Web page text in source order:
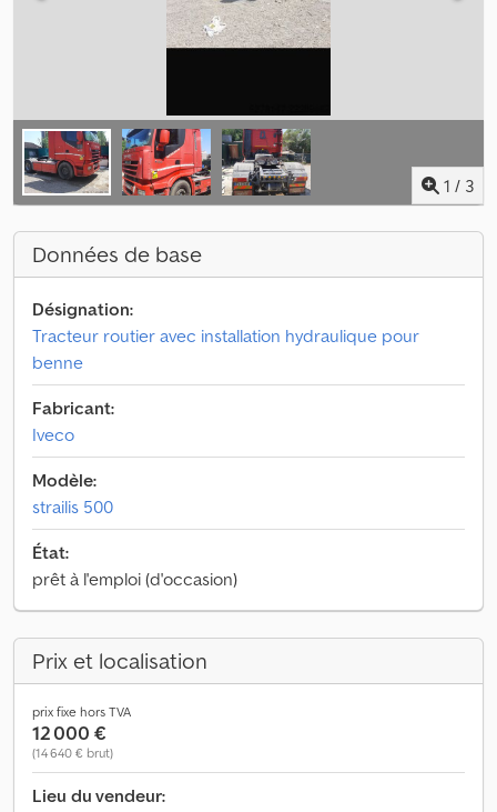
1 / 3
Données de base
Désignation:
Tracteur routier avec installation hydraulique pour
benne
Fabricant:
Iveco
Modèle:
strailis 500
État:
prêt à l'emploi (d'occasion)
Prix et localisation
prix fixe hors TVA
12 000 €
(14 640 € brut)
Lieu du vendeur: